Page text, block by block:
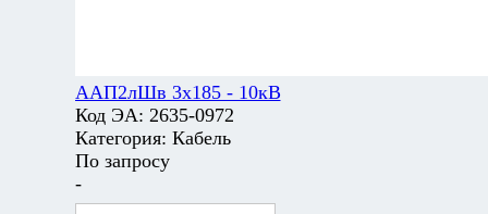
ААП2лШв 3х185 - 10кВ
Код ЭА: 2635-0972
Категория: Кабель
По запросу
-